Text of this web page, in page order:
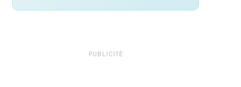
PUBLICITÉ